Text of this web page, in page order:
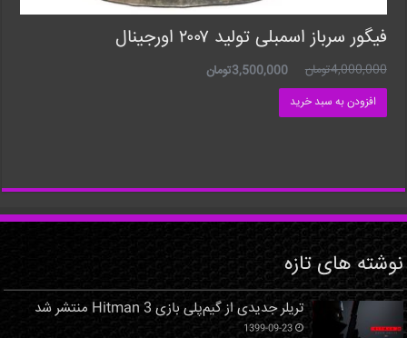
فیگور سرباز اسمبلی تولید ۲۰۰۷ اورجینال
4,000,000تومان 3,500,000تومان
افزودن به سبد خرید
نوشته های تازه
تریلر جدیدی از گیم‌پلی بازی Hitman 3 منتشر شد
1399-09-23